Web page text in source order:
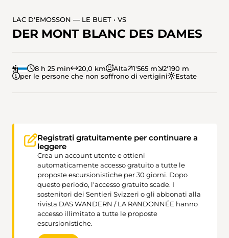
LAC D'EMOSSON — LE BUET • VS
DER MONT BLANC DES DAMES
8 h 25 min 20,0 km Alta 1'565 m
2'190 m
per le persone che non soffrono di vertigini
Estate
Registrati gratuitamente per continuare a
leggere
Crea un account utente e ottieni
automaticamente accesso gratuito a tutte le
proposte escursionistiche per 30 giorni. Dopo
questo periodo, l'accesso gratuito scade. I
sostenitori dei Sentieri Svizzeri o gli abbonati alla
rivista DAS WANDERN / LA RANDONNÉE hanno
accesso illimitato a tutte le proposte
escursionistiche.